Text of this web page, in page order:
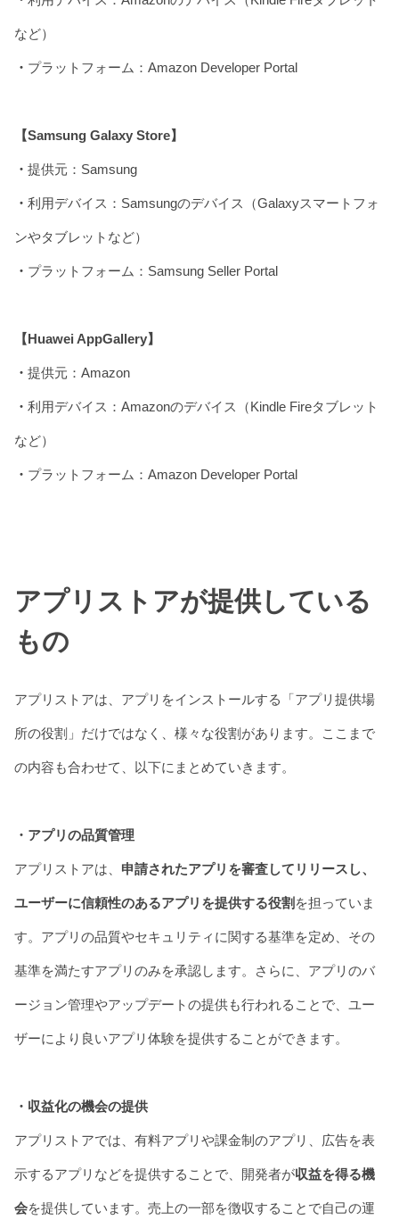
など）
・ プラットフォーム：Amazon Developer Portal
【Samsung Galaxy Store】
・ 提供元：Samsung
・ 利用デバイス：Samsungのデバイス（Galaxyスマートフォ
ンやタブレットなど）
・ プラットフォーム：Samsung Seller Portal
【Huawei AppGallery】
・ 提供元：Amazon
・ 利用デバイス：Amazonのデバイス（Kindle Fireタブレット
など）
・ プラットフォーム：Amazon Developer Portal
アプリストアが提供している
もの
アプリストアは、アプリをインストールする「アプリ提供場
所の役割」だけではなく、様々な役割があります。ここまで
の内容も合わせて、以下にまとめていきます。
・アプリの品質管理
アプリストアは、 申請されたアプリを審査してリリースし、
ユーザーに信頼性のあるアプリを提供する役割 を担っていま
す。アプリの品質やセキュリティに関する基準を定め、その
基準を満たすアプリのみを承認します。さらに、アプリのバ
ージョン管理やアップデートの提供も行われることで、ユー
ザーにより良いアプリ体験を提供することができます。
・収益化の機会の提供
アプリストアでは、有料アプリや課金制のアプリ、広告を表
示するアプリなどを提供することで、開発者が収益を得る機
会を提供しています。売上の一部を徴収することで自己の運